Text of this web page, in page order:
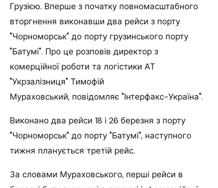
Грузією. Вперше з початку повномасштабного
вторгнення виконавши два рейси з порту
"Чорноморськ" до порту грузинського порту
"Батумі". Про це розповів директор з
комерційної роботи та логістики АТ
"Укрзалізниця" Тимофій
Мураховський, повідомляє "Інтерфакс-Україна".
Виконано два рейси 18 і 26 березня з порту
"Чорноморськ" до порту "Батумі", наступного
тижня планується третій рейс.
За словами Мураховського, перші рейси в